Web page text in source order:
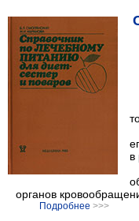
в
органов
Подробнее >>>